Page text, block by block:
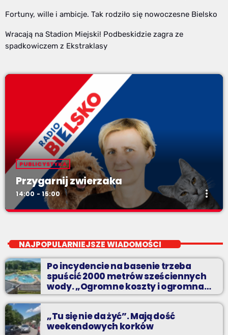
Fortuny, wille i ambicje. Tak rodziło się nowoczesne Bielsko
Wracają na Stadion Miejski! Podbeskidzie zagra ze
spadkowiczem z Ekstraklasy
PUBLICYSTYKA
Przygarnij zwierzaka
14:00 - 15:00 more_vert
Radio BIELSKO i osoby którym nie jest obojętny los
czworonogów, zachęcają do adopcji zwierząt z okolicznych
schronisk.
NAJPOPULARNIEJSZE WIADOMOŚCI
Po incydencie na basenie trzeba
spuścić 2000 metrów sześciennych
wody. „Ogromne koszty i ogromna
praca”
„Tu się nie da żyć”. Mają dość
weekendowych korków